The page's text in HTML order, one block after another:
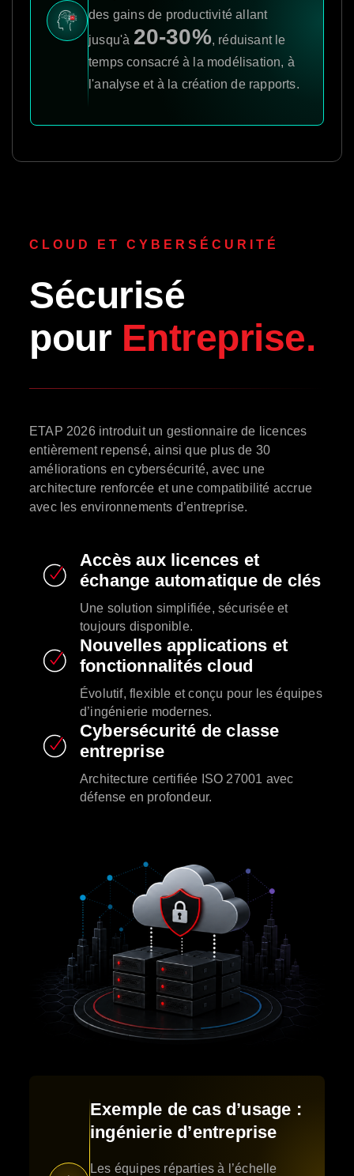
des gains de productivité allant
jusqu'à 20-30%, réduisant le
temps consacré à la modélisation, à
l'analyse et à la création de rapports.
CLOUD ET CYBERSÉCURITÉ
Sécurisé
pour Entreprise.
ETAP 2026 introduit un gestionnaire de licences
entièrement repensé, ainsi que plus de 30
améliorations en cybersécurité, avec une
architecture renforcée et une compatibilité accrue
avec les environnements d’entreprise.
Accès aux licences et
échange automatique de clés
Une solution simplifiée, sécurisée et
toujours disponible.
Nouvelles applications et
fonctionnalités cloud
Évolutif, flexible et conçu pour les équipes
d’ingénierie modernes.
Cybersécurité de classe
entreprise
Architecture certifiée ISO 27001 avec
défense en profondeur.
Exemple de cas d’usage :
ingénierie d’entreprise
Les équipes réparties à l’échelle